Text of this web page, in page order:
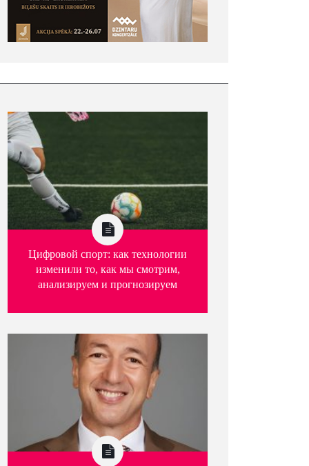
Цифровой спорт: как технологии
изменили то, как мы смотрим,
анализируем и прогнозируем